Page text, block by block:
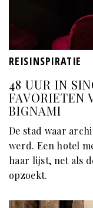
REISINSPIRATIE
48 UUR IN
FAVORIETEN
BIGNAMI
De stad waar
werd. Een hotel
haar lijst, net als
opzoekt.